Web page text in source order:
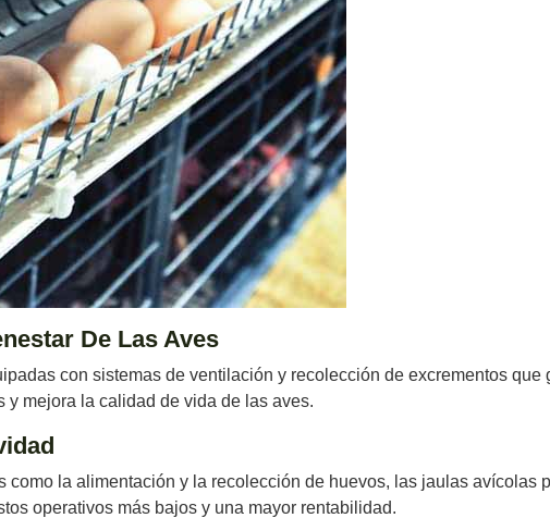
De Las Aves
con sistemas de ventilación y recolección de excrementos
mejora la calidad de vida de las aves.
como la alimentación y la recolección de huevos, las jaulas avícolas
operativos más bajos y una mayor rentabilidad.